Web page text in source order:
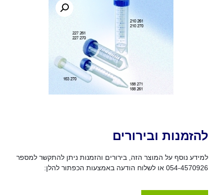
להזמנות ובירורים
למידע נוסף על המוצר הזה, בירורים והזמנות ניתן להתקשר למספר
054-4570926 או לשלוח הודעה באמצעות הכפתור להלן: